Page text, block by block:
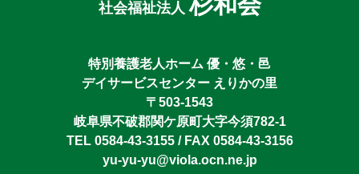
社会福祉法人
特別養護老人ホーム 優・悠・邑
デイサービスセンター えりかの里
〒503-1543
岐阜県不破郡関ケ原町大字今須782-1
TEL 0584-43-3155 / FAX 0584-43-3156
yu-yu-yu@viola.ocn.ne.jp